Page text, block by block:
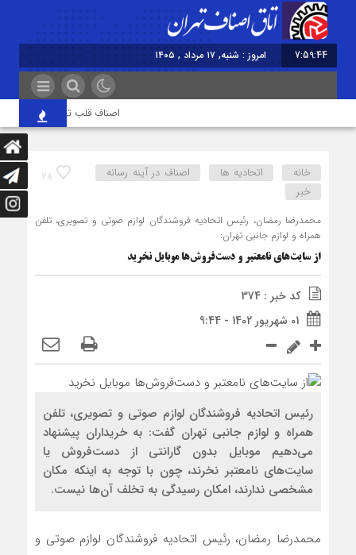
7:59:45 امروز : شنبه, ۱۷ مرداد , ۱۴۰۵
اصناف قلب تپنده اقتصاد و
28 خانه اتحادیه ها
اصناف در آینه رسانه
خبر
محمدرضا رمضان، رئیس اتحادیه فروشندگان لوازم صوتی و تصویری، تلفن
همراه و لوازم جانبی تهران:
از سایت‌های نامعتبر و دست‌فروش‌ها موبایل نخرید
کد خبر : 374
01 شهریور 1402 - 9:44
رئیس اتحادیه فروشندگان لوازم صوتی و تصویری، تلفن
همراه و لوازم جانبی تهران گفت: به خریداران پیشنهاد
می‌دهیم موبایل بدون گارانتی از دست‌فروش یا
سایت‌های نامعتبر نخرند، چون با توجه به اینکه مکان
مشخصی ندارند، امکان رسیدگی به تخلف آن‌ها نیست.
محمدرضا رمضان، رئیس اتحادیه فروشندگان لوازم صوتی و